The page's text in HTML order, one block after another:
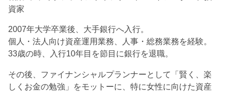
資家
2007年大学卒業後、大手銀行へ入行。
個人・法人向け資産運用業務、人事・総務業務を経験。
33歳の時、入行10年目を節目に銀行を退職。
その後、ファイナンシャルプランナーとして「賢く、楽
しくお金の勉強」をモットーに、特に女性に向けた資産